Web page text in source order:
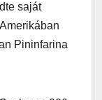
saját
Pininfarina